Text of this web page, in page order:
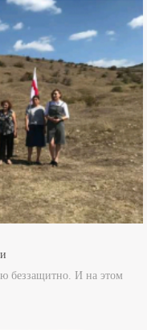
беззащитно. И на этом